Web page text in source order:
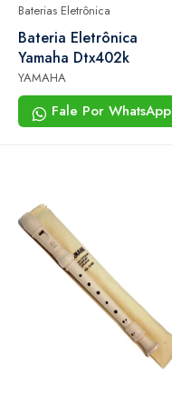
Baterias Eletrônica
Bateria Eletrônica
Yamaha Dtx402k
YAMAHA
Fale Por WhatsApp